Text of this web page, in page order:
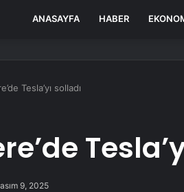
ANASAYFA HABER
Tesla’yı solladı
9, 2025